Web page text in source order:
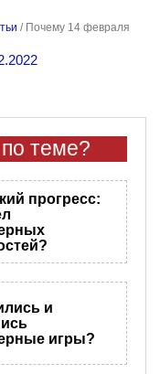
/ Почему 14 февраля
теме?
прогресс:
и
игры?